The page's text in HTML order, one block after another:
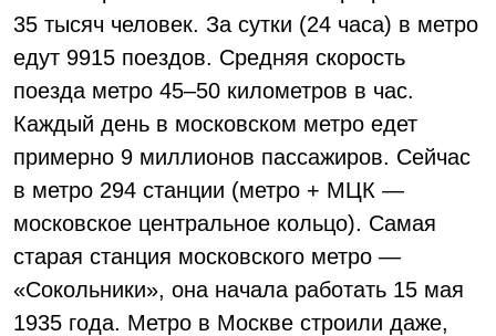
35 тысяч человек. За сутки (24 часа) в метро
едут 9915 поездов. Средняя скорость
поезда метро 45–50 километров в час.
Каждый день в московском метро едет
примерно 9 миллионов пассажиров. Сейчас
в метро 294 станции (метро + МЦК —
московское центральное кольцо). Самая
старая станция московского метро —
«Сокольники», она начала работать 15 мая
1935 года. Метро в Москве строили даже,